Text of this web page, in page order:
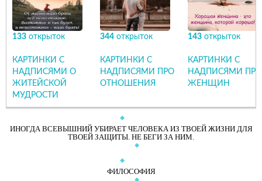
133 открыток
КАРТИНКИ С
НАДПИСЯМИ О
ЖИТЕЙСКОЙ
МУДРОСТИ
344 открыток
КАРТИНКИ С
НАДПИСЯМИ ПРО
ОТНОШЕНИЯ
143 открыток
КАРТИНКИ С
НАДПИСЯМИ ПРО
ЖЕНЩИН
ИНОГДА ВСЕВЫШНИЙ УБИРАЕТ ЧЕЛОВЕКА ИЗ ТВОЕЙ ЖИЗНИ ДЛЯ
ТВОЕЙ ЗАЩИТЫ. НЕ БЕГИ ЗА НИМ.
ФИЛОСОФИЯ